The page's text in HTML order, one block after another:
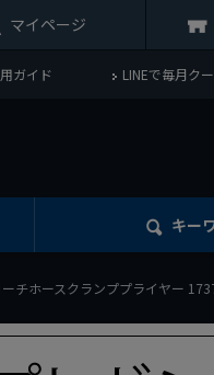
マイページ
ガイド LINEで毎月ク
キー
ーチホースクランププライヤー